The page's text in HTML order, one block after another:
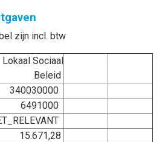
zijn incl. btw
Lokaal Sociaal
Beleid
340030000
6491000
15.671,28